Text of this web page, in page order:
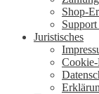
Shop-
Juristisches